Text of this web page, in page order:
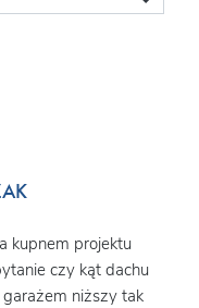
kupnem projektu
czy kąt dachu
niższy tak